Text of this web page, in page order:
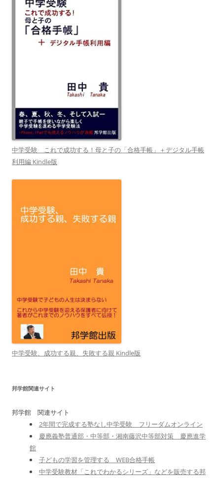
中学受験 これで成功する！母と子の「合格手帳」＋デジタル手帳
利用編 Kindle版
中学受験、成功する親、失敗する親 Kindle版
邦学館関連サイト
邦学館 関連サイト
2年間で完成する塾なし中学受験 フリーダムオンライン
慶應義塾普通部・中等部・湘南藤沢中等部対策 慶應進学
館
子どもの学習を管理する WEB合格手帳
中学受験教材「これでわかるシリーズ」などを販売する邦